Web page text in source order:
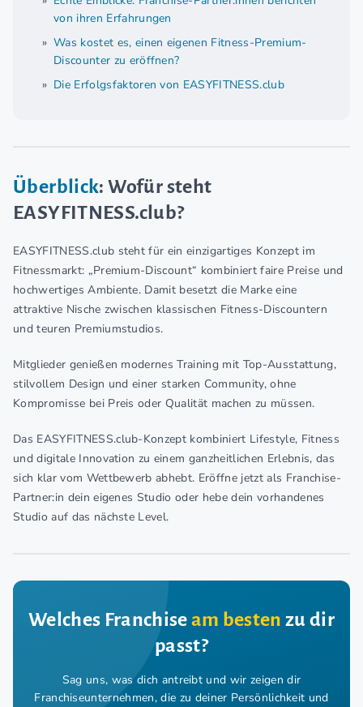
von ihren Erfahrungen
Was kostet es, einen eigenen Fitness-Premium-
Discounter zu eröffnen?
Die Erfolgsfaktoren von EASYFITNESS.club
Überblick: Wofür steht
EASYFITNESS.club?
EASYFITNESS.club steht für ein einzigartiges Konzept im
Fitnessmarkt: „Premium-Discount“ kombiniert faire Preise und
hochwertiges Ambiente. Damit besetzt die Marke eine
attraktive Nische zwischen klassischen Fitness-Discountern
und teuren Premiumstudios.
Mitglieder genießen modernes Training mit Top-Ausstattung,
stilvollem Design und einer starken Community, ohne
Kompromisse bei Preis oder Qualität machen zu müssen.
Das EASYFITNESS.club-Konzept kombiniert Lifestyle, Fitness
und digitale Innovation zu einem ganzheitlichen Erlebnis, das
sich klar vom Wettbewerb abhebt. Eröffne jetzt als Franchise-
Partner:in dein eigenes Studio oder hebe dein vorhandenes
Studio auf das nächste Level.
Welches Franchiseam besten zu dir
passt?
Sag uns, was dich antreibt und wir zeigen dir
Franchiseunternehmen, die zu deiner Persönlichkeit und